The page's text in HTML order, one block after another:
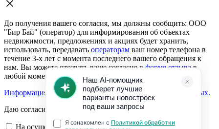
До получения вашего согласия, мы должны сообщить: ООО
"Бир Бай" (оператор) для информирования об объектах
недвижимости, предложениях и акциях будет хранить,
использовать, передавать операторам ваш номер телефона в
течение 3-х лет с момента последнего вашего обращения к
нам. Вы можете отозвать ваше согласие вформе отзывав
любой момент.
Информация о согласии на обработку персональных данных.
Даю согласие:
На осуществление обратной связи